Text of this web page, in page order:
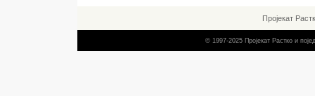
Пројекат
© 1997-2025 Пројекат Растко и